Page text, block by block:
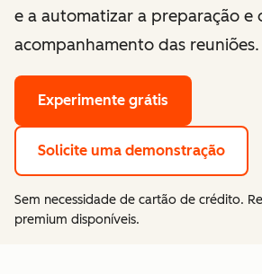
e a automatizar a preparação e
acompanhamento das reuniões.
Experimente grátis
Solicite uma demonstração
Sem necessidade de cartão de crédito.
premium disponíveis.